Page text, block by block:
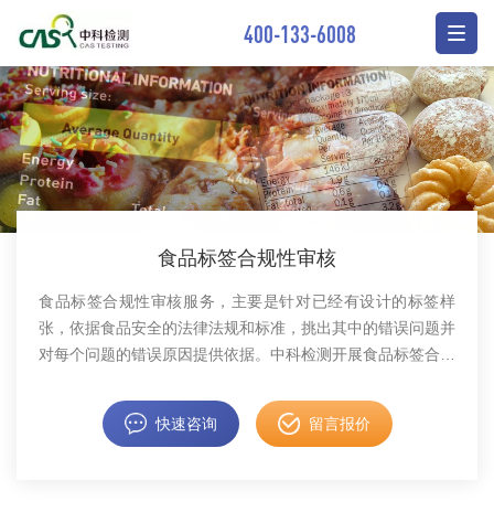
400-133-6008
食品标签合规性审核
食品标签合规性审核服务，主要是针对已经有设计的标签样
张，依据食品安全的法律法规和标准，挑出其中的错误问题并
对每个问题的错误原因提供依据。中科检测开展食品标签合规
快速咨询 留言报价